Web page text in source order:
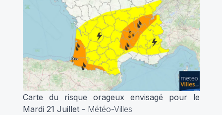
Carte du risque orageux envisagé pour le
Mardi 21 Juillet - Météo-Villes